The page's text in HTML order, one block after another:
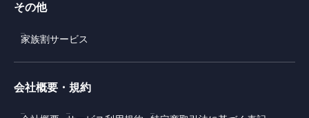
その他
家族割サービス
会社概要・規約